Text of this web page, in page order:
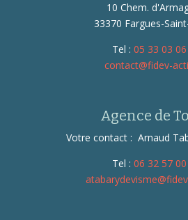
10 Chem.
33370 Fargues-
Tel : 05 33 03
contact@fidev-
Agence de
Votre contact : Arnaud
Tel : 06 32 57